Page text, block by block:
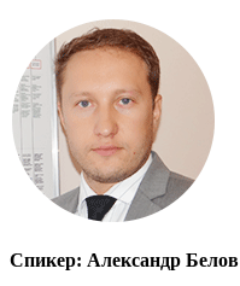
Спикер: Александр Белов